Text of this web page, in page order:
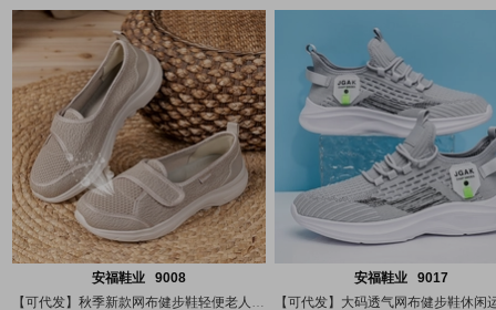
代发
安福鞋业 9008
代发
安福鞋业 9017